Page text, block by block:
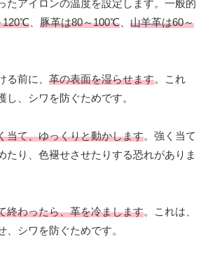
たアイロンの温度を設定します。一般的
120℃ 豚革は80～100℃
山羊革は60～
る前に、 革の表面を湿らせます。これ
し、シワを防ぐためです。
当て、ゆっくりと動かします。強く当て
たり、色褪せさせたりする恐れがありま
終わったら、革を冷まします。これは、
、シワを防ぐためです。